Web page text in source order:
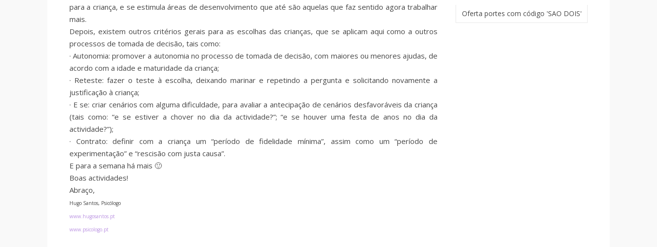
para a criança, e se estimula áreas de desenvolvimento que até são aquelas que faz sentido agora trabalhar
mais.
Depois, existem outros critérios gerais para as escolhas das crianças, que se aplicam aqui como a outros
processos de tomada de decisão, tais como:
· Autonomia: promover a autonomia no processo de tomada de decisão, com maiores ou menores ajudas, de
acordo com a idade e maturidade da criança;
· Reteste: fazer o teste à escolha, deixando marinar e repetindo a pergunta e solicitando novamente a
justificação à criança;
· E se: criar cenários com alguma dificuldade, para avaliar a antecipação de cenários desfavoráveis da criança
(tais como: “e se estiver a chover no dia da actividade?”; “e se houver uma festa de anos no dia da
actividade?”);
· Contrato: definir com a criança um “período de fidelidade mínima”, assim como um “período de
experimentação” e “rescisão com justa causa”.
E para a semana há mais 🙂
Boas actividades!
Abraço,
Hugo Santos, Psicólogo
www.hugosantos.pt
www.psicologo.pt
Oferta portes com código 'SAO DOIS'